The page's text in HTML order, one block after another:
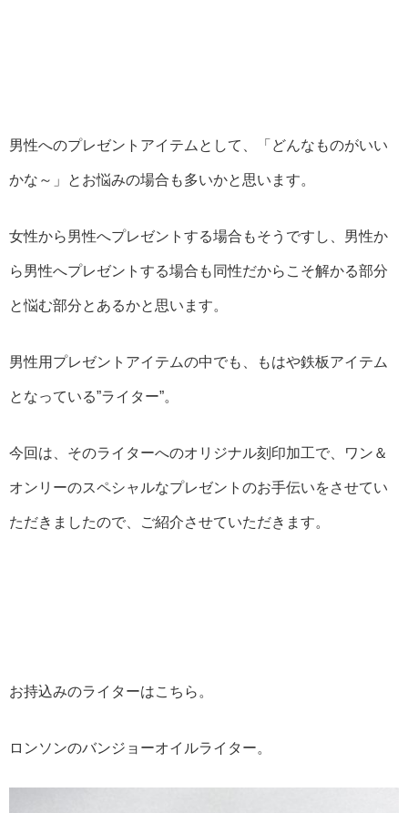
男性へのプレゼントアイテムとして、「どんなものがいい
かな～」とお悩みの場合も多いかと思います。
女性から男性へプレゼントする場合もそうですし、男性か
ら男性へプレゼントする場合も同性だからこそ解かる部分
と悩む部分とあるかと思います。
男性用プレゼントアイテムの中でも、もはや鉄板アイテム
となっている”ライター”。
今回は、そのライターへのオリジナル刻印加工で、ワン＆
オンリーのスペシャルなプレゼントのお手伝いをさせてい
ただきましたので、ご紹介させていただきます。
お持込みのライターはこちら。
ロンソンのバンジョーオイルライター。